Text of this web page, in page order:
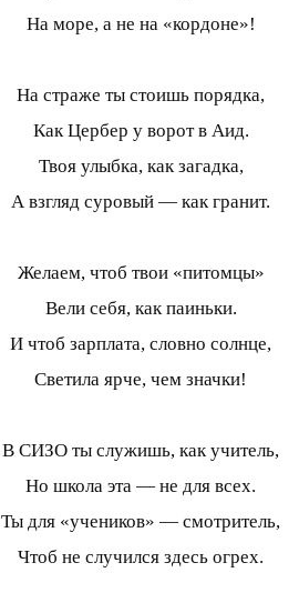
На море, а не на «кордоне»!
На страже ты стоишь порядка,
Как Цербер у ворот в Аид.
Твоя улыбка, как загадка,
А взгляд суровый — как гранит.
Желаем, чтоб твои «питомцы»
Вели себя, как паиньки.
И чтоб зарплата, словно солнце,
Светила ярче, чем значки!
В СИЗО ты служишь, как учитель,
Но школа эта — не для всех.
Ты для «учеников» — смотритель,
Чтоб не случился здесь огрех.